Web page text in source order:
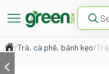
/Trà, cà phê, bánh kẹo/